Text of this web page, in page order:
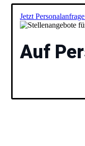
Jetzt
Auf